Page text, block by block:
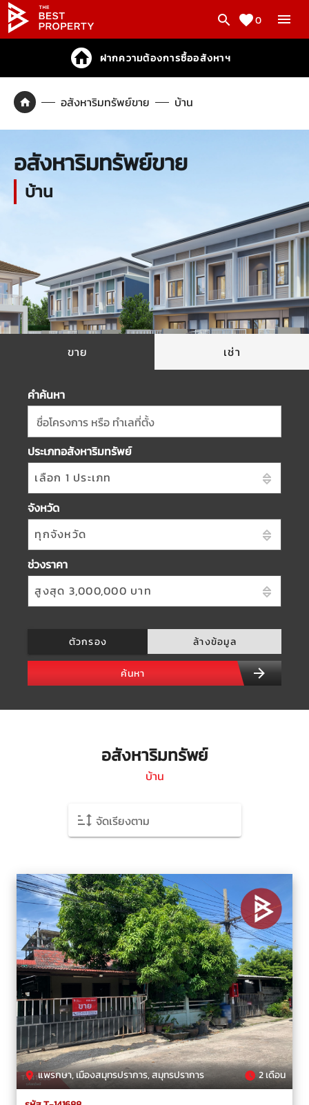
0
ฝากความต้องการซื้ออสังหาฯ
อสังหาริมทรัพย์ขาย บ้าน
อสังหาริมทรัพย์ขาย
บ้าน
ขาย เช่า
คำค้นหา
ชื่อโครงการ หรือ ทำเลที่ตั้ง
ประเภทอสังหาริมทรัพย์
เลือก 1 ประเภท
จังหวัด
ทุกจังหวัด
ช่วงราคา
สูงสุด 3,000,000 บาท
ตัวกรอง ล้างข้อมูล
ค้นหา
อสังหาริมทรัพย์
บ้าน
จัดเรียงตาม
แพรกษา, เมืองสมุทรปราการ, สมุทรปราการ 2 เดือน